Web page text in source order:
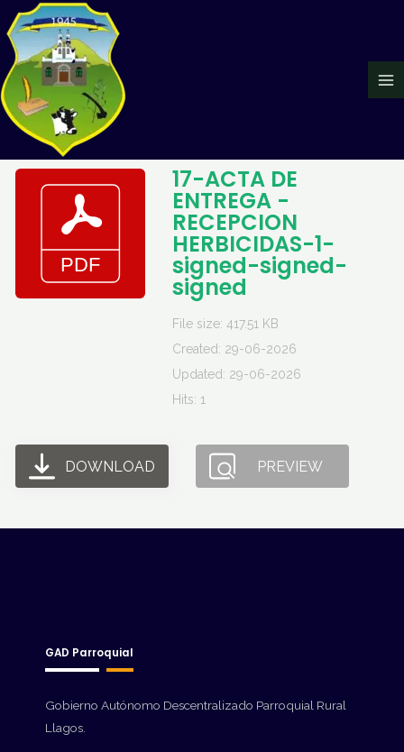
al
contenido
17-ACTA DE
ENTREGA -
RECEPCION
HERBICIDAS-1-
signed-signed-
signed
File size: 417.51 KB
Created: 29-06-2026
Updated: 29-06-2026
Hits: 1
DOWNLOAD PREVIEW
GAD Parroquial
Gobierno Autónomo Descentralizado Parroquial Rural
Llagos.